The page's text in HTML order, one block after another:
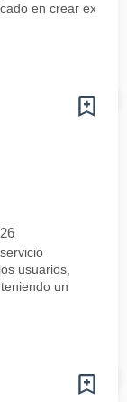
en crear
usuarios,
un